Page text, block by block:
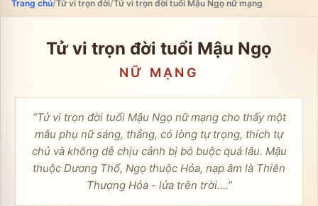
Trang chủ/Tử vi trọn đời/Tử vi trọn đời tuổi Mậu Ngọ nữ mạng
Tử vi trọn đời tuổi Mậu Ngọ
NỮ MẠNG
“Tử vi trọn đời tuổi Mậu Ngọ nữ mạng cho thấy một
mẫu phụ nữ sáng, thẳng, có lòng tự trọng, thích tự
chủ và không dễ chịu cảnh bị bó buộc quá lâu. Mậu
thuộc Dương Thổ, Ngọ thuộc Hỏa, nạp âm là Thiên
Thượng Hỏa - lửa trên trời.…”